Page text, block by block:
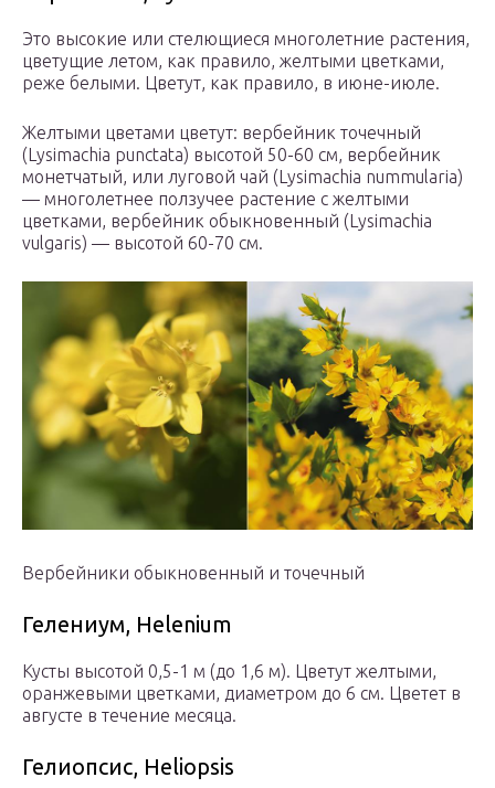
Это высокие или стелющиеся многолетние растения,
цветущие летом, как правило, желтыми цветками,
реже белыми. Цветут, как правило, в июне-июле.
Желтыми цветами цветут: вербейник точечный
(Lysimachia punctata) высотой 50-60 см, вербейник
монетчатый, или луговой чай (Lysimachia nummularia)
— многолетнее ползучее растение с желтыми
цветками, вербейник обыкновенный (Lysimachia
vulgaris) — высотой 60-70 см.
Вербейники обыкновенный и точечный
Гелениум, Helenium
Кусты высотой 0,5-1 м (до 1,6 м). Цветут желтыми,
оранжевыми цветками, диаметром до 6 см. Цветет в
августе в течение месяца.
Гелиопсис, Heliopsis